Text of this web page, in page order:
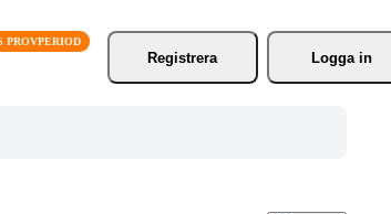
Registrera
Logga in